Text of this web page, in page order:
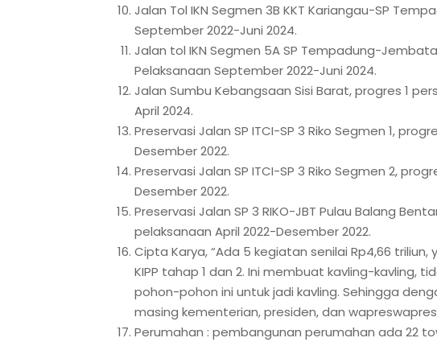
Jalan Tol IKN Segmen 3B KKT Kariangau-SP
September 2022-Juni 2024.
Jalan tol IKN Segmen 5A SP Tempadung-
Pelaksanaan September 2022-Juni 2024.
Jalan Sumbu Kebangsaan Sisi Barat, progres 1
April 2024.
Preservasi Jalan SP ITCI-SP 3 Riko Segmen 1,
Desember 2022.
Preservasi Jalan SP ITCI-SP 3 Riko Segmen 2,
Desember 2022.
Preservasi Jalan SP 3 RIKO-JBT Pulau Balang
pelaksanaan April 2022-Desember 2022.
Cipta Karya, “Ada 5 kegiatan senilai Rp4,66
KIPP tahap 1 dan 2. Ini membuat kavling-kavling,
pohon-pohon ini untuk jadi kavling. Sehingga
masing kementerian, presiden, dan
Perumahan : pembangunan perumahan ada 22